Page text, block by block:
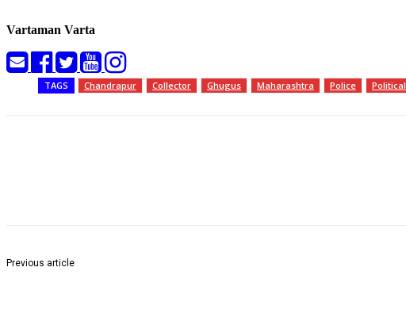
Vartaman Varta
TAGS Chandrapur Collector Ghugus Maharashtra Police Political
Previous article